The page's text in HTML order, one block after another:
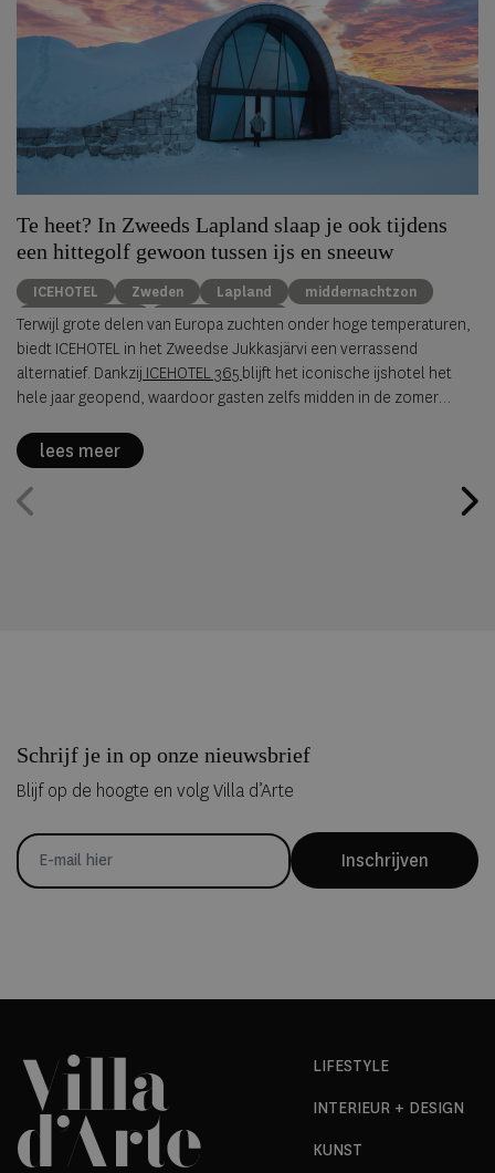
Te heet? In Zweeds Lapland slaap je ook tijdens
een hittegolf gewoon tussen ijs en sneeuw
ICEHOTEL Zweden Lapland
middernachtzon
summer travel
Arctische reizen
Terwijl grote delen van Europa zuchten onder hoge temperaturen,
biedt ICEHOTEL in het Zweedse Jukkasjärvi een verrassend
alternatief. Dankzij ICEHOTEL 365 blijft het iconische ijshotel het
hele jaar geopend, waardoor gasten zelfs midden in de zomer
lees meer
Schrijf je in op onze nieuwsbrief
Blijf op de hoogte en volg Villa d’Arte
Inschrijven
LIFESTYLE
INTERIEUR + DESIGN
KUNST